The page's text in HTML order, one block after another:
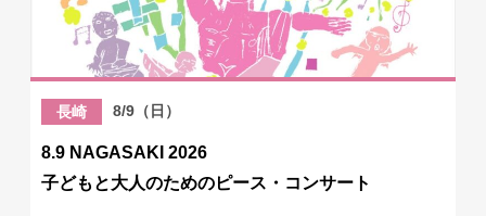
長崎 8/9（日）
8.9 NAGASAKI 2026
子どもと大人のためのピース・コンサート